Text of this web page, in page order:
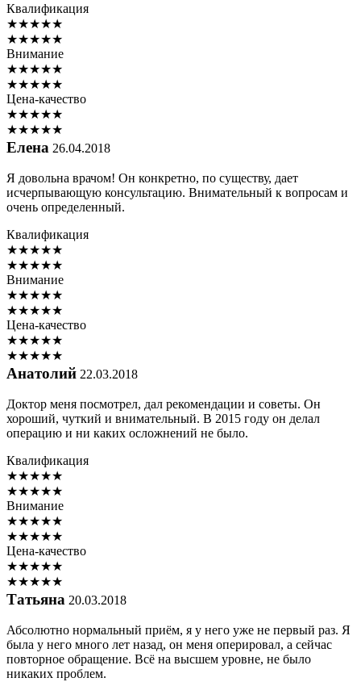
Квалификация
★★★★★
★★★★★
Внимание
★★★★★
★★★★★
Цена-качество
★★★★★
★★★★★
Елена 26.04.2018
Я довольна врачом! Он конкретно, по существу, дает
исчерпывающую консультацию. Внимательный к вопросам и
очень определенный.
Квалификация
★★★★★
★★★★★
Внимание
★★★★★
★★★★★
Цена-качество
★★★★★
★★★★★
Анатолий 22.03.2018
Доктор меня посмотрел, дал рекомендации и советы. Он
хороший, чуткий и внимательный. В 2015 году он делал
операцию и ни каких осложнений не было.
Квалификация
★★★★★
★★★★★
Внимание
★★★★★
★★★★★
Цена-качество
★★★★★
★★★★★
Татьяна 20.03.2018
Абсолютно нормальный приём, я у него уже не первый раз. Я
была у него много лет назад, он меня оперировал, а сейчас
повторное обращение. Всё на высшем уровне, не было
никаких проблем.